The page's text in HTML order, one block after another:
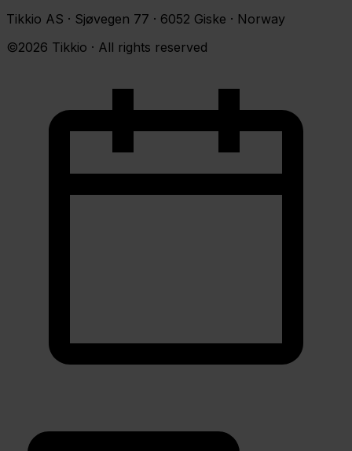
Tikkio AS · Sjøvegen 77 · 6052 Giske · Norway
©2026 Tikkio · All rights reserved